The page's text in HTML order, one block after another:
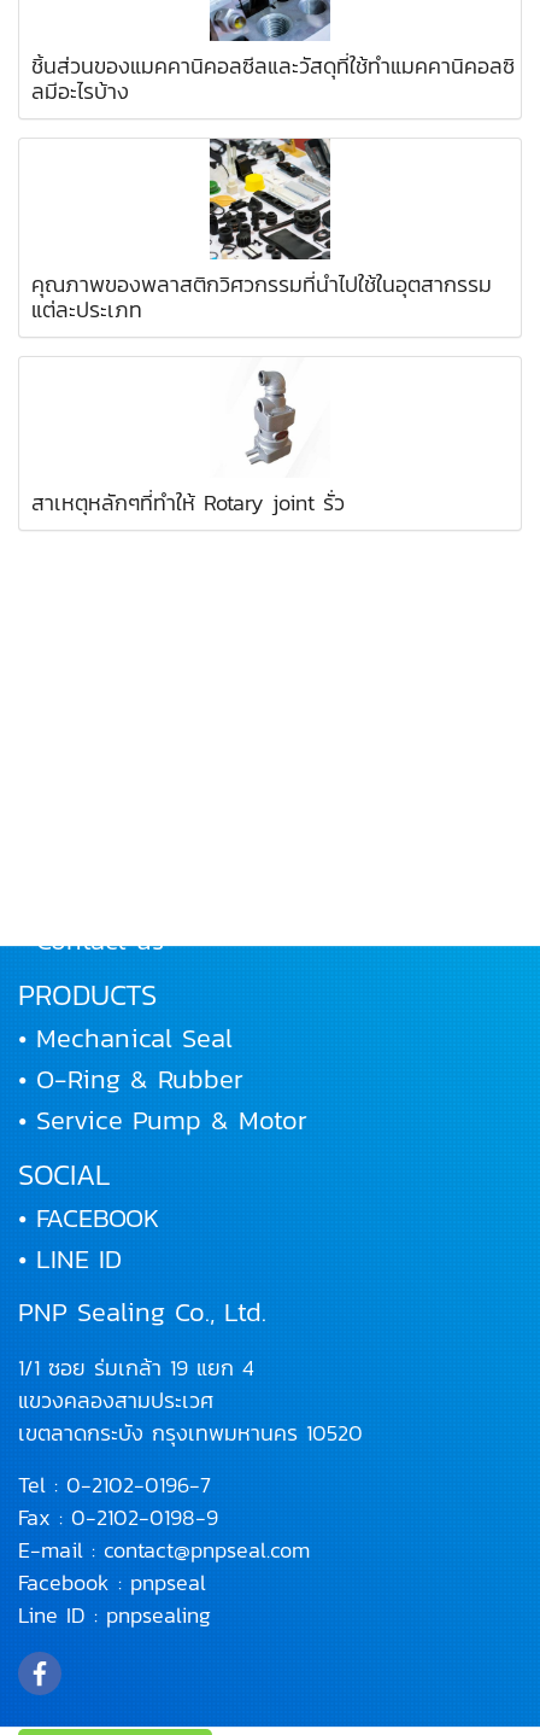
ชิ้นส่วนของแมคคานิคอลซีลและวัสดุที่ใช้ทำแมคคานิคอลซิ
ลมีอะไรบ้าง
คุณภาพของพลาสติกวิศวกรรมที่นำไปใช้ในอุตสากรรม
แต่ละประเภท
สาเหตุหลักๆที่ทำให้ Rotary joint รั่ว
• Contact us
PRODUCTS
• Mechanical Seal
• O-Ring & Rubber
• Service Pump & Motor
SOCIAL
• FACEBOOK
• LINE ID
PNP Sealing Co., Ltd.
1/1 ซอย ร่มเกล้า 19 แยก 4
แขวงคลองสามประเวศ
เขตลาดกระบัง กรุงเทพมหานคร 10520
Tel : 0-2102-0196-7
Fax : 0-2102-0198-9
E-mail : contact@pnpseal.com
Facebook : pnpseal
Line ID : pnpsealing